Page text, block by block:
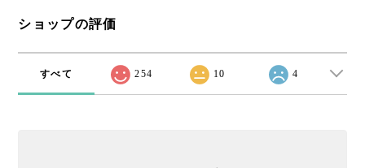
ショップの評価
すべて 254 10 4